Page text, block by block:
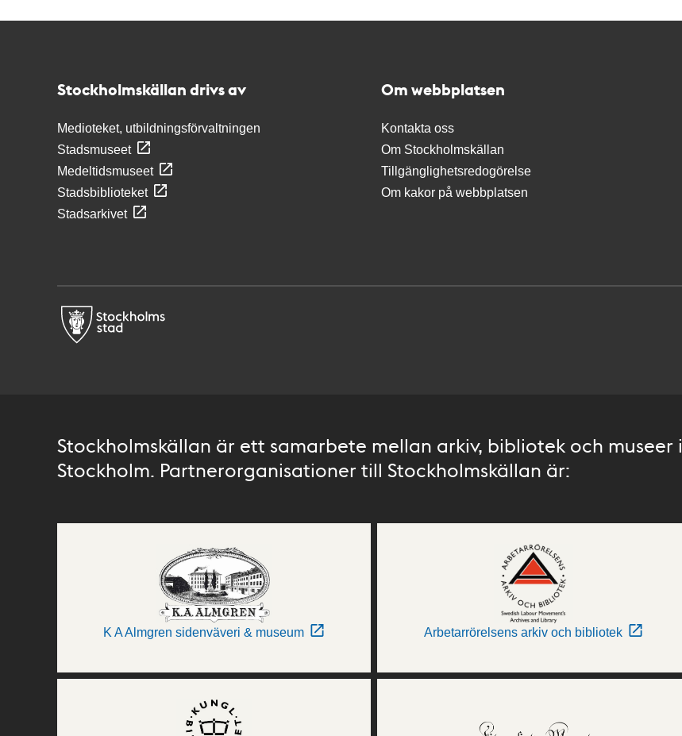
Stockholmskällan drivs av
Medioteket, utbildningsförvaltningen
Stadsmuseet
Medeltidsmuseet
Stadsbiblioteket
Stadsarkivet
Om webbplatsen
Kontakta oss
Om Stockholmskällan
Tillgänglighetsredogörelse
Om kakor på webbplatsen
Stockholmskällan är ett samarbete mellan arkiv, bibliotek och museer i
Stockholm. Partnerorganisationer till Stockholmskällan är:
K A Almgren sidenväveri & museum Arbetarrörelsens arkiv och bibliotek